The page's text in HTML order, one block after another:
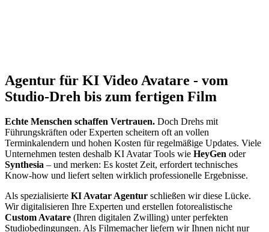
Agentur für KI Video Avatare - vom
Studio-Dreh bis zum fertigen Film
Echte Menschen schaffen Vertrauen. Doch Drehs mit
Führungskräften oder Experten scheitern oft an vollen
Terminkalendern und hohen Kosten für regelmäßige Updates. Viele
Unternehmen testen deshalb KI Avatar Tools wie HeyGen oder
Synthesia – und merken: Es kostet Zeit, erfordert technisches
Know-how und liefert selten wirklich professionelle Ergebnisse.
Als spezialisierte KI Avatar Agentur schließen wir diese Lücke.
Wir digitalisieren Ihre Experten und erstellen fotorealistische
Custom Avatare (Ihren digitalen Zwilling) unter perfekten
Studiobedingungen. Als Filmemacher liefern wir Ihnen nicht nur